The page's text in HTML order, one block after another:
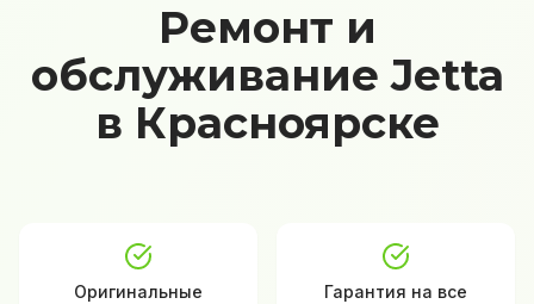
Ремонт и
обслуживание Jetta
в Красноярске
Оригинальные
Гарантия на все